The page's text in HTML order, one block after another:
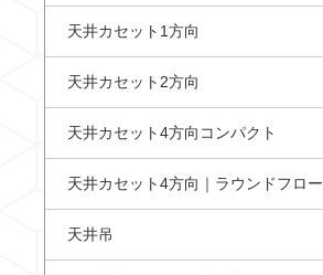
天井カセット1方向
天井カセット2方向
天井カセット4方向コンパクト
天井カセット4方向｜ラウンドフロー
天井吊